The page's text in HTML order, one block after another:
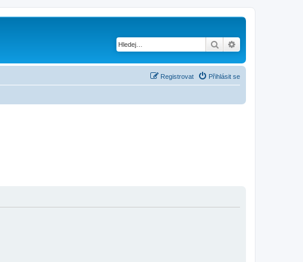
Hledat
Přihlásit se
Registrovat